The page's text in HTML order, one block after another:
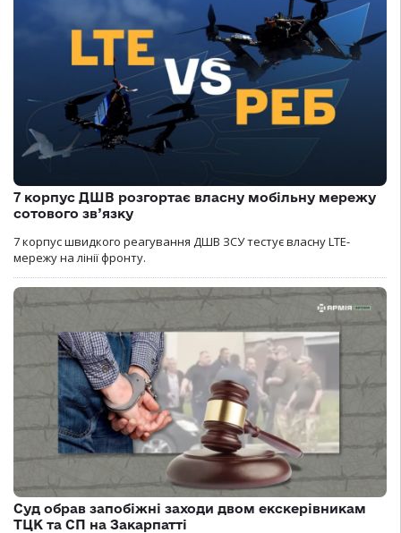
7 корпус ДШВ розгортає власну мобільну мережу
сотового зв’язку
7 корпус швидкого реагування ДШВ ЗСУ тестує власну LTE-
мережу на лінії фронту.
Суд обрав запобіжні заходи двом екскерівникам
ТЦК та СП на Закарпатті